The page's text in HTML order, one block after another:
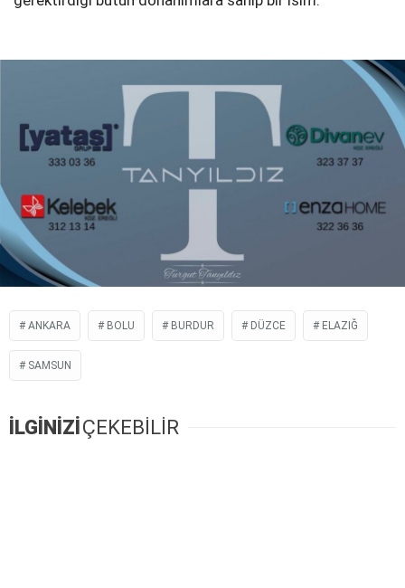
ANKARA BOLU BURDUR DÜZCE ELAZIĞ
SAMSUN
İLGİNİZİÇEKEBİLİR